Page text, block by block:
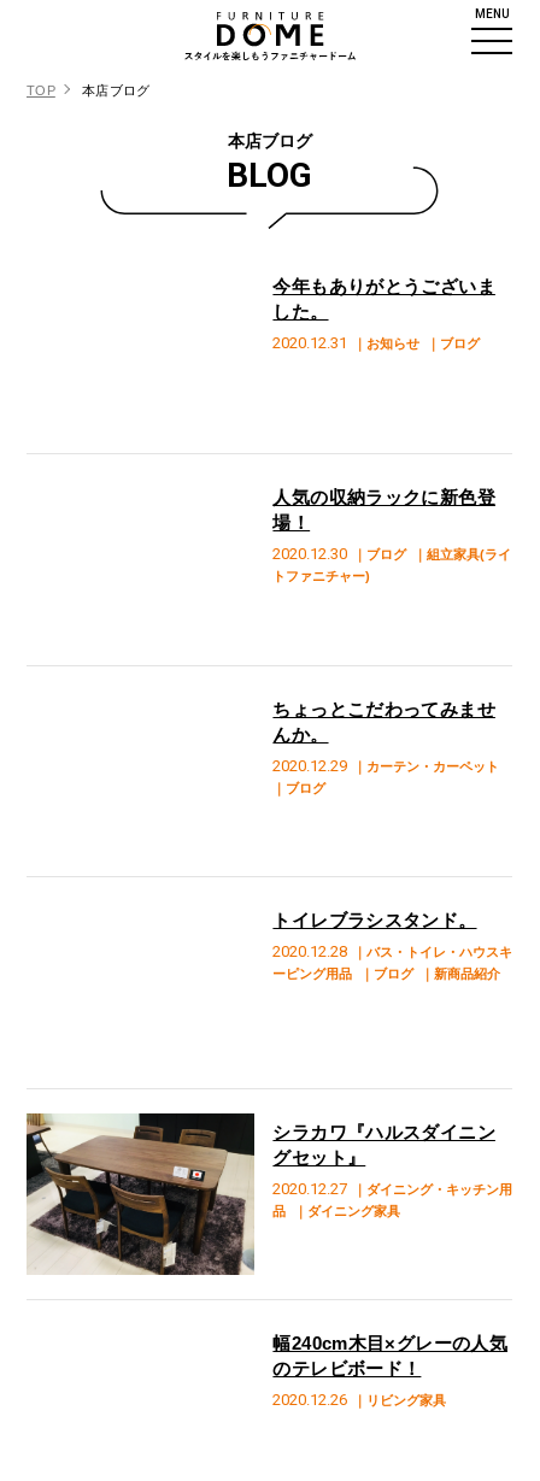
MENU
TOP 本店ブログ
本店ブログ
BLOG
2020.12.31 ｜お知らせ ｜ブログ
今年もありがとうございま
した。
2020.12.30 ｜ブログ
｜組立家具(ライ
トファニチャー)
人気の収納ラックに新色登
場！
2020.12.29
｜カーテン・カーペット
｜ブログ
ちょっとこだわってみませ
んか。
2020.12.28
｜バス・トイレ・ハウスキ
ーピング用品
｜ブログ ｜新商品紹介
トイレブラシスタンド。
2020.12.27
｜ダイニング・キッチン用
品
｜ダイニング家具
シラカワ『ハルスダイニン
グセット』
2020.12.26 ｜リビング家具
幅240cm木目×グレーの人気
のテレビボード！